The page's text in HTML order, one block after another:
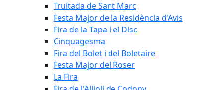
Truitada de Sant Marc
Festa Major de la Residència d'Avis
Fira de la Tapa i el Disc
Cinquagesma
Fira del Bolet i del Boletaire
Festa Major del Roser
La Fira